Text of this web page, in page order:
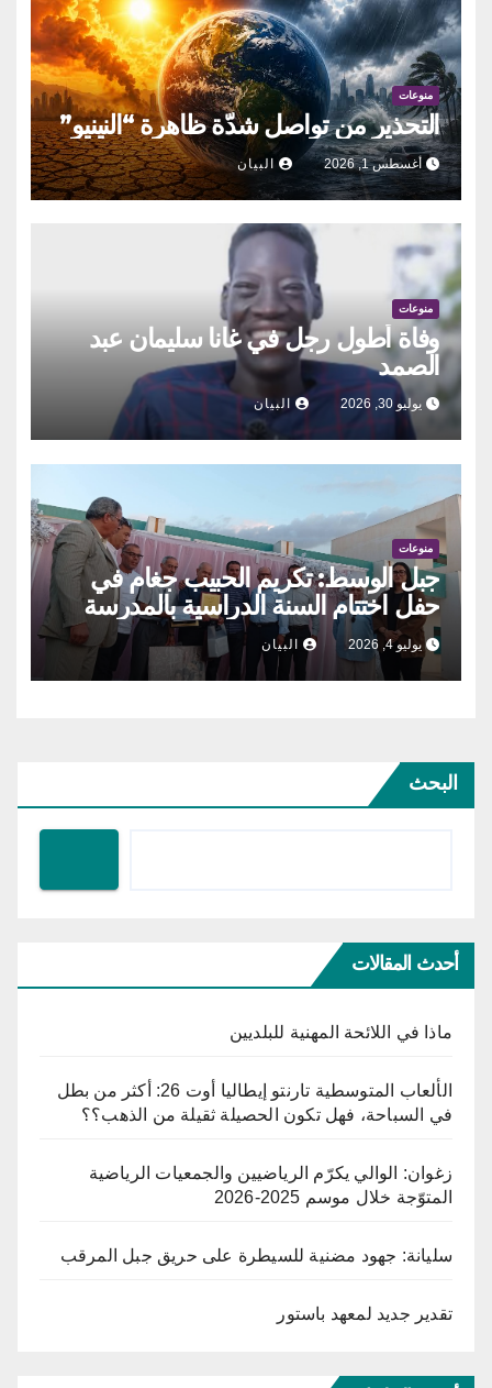
منوعات
التحذير من تواصل شدّة ظاهرة “النينيو”
أغسطس 1, 2026 البيان
منوعات
وفاة أطول رجل في غانا سليمان عبد
الصمد
يوليو 30, 2026 البيان
منوعات
جبل الوسط: تكريم الحبيب جغام في
حفل اختتام السنة الدراسية بالمدرسة
الإعدادية
يوليو 4, 2026 البيان
البحث
أحدث المقالات
ماذا في اللائحة المهنية للبلديين
الألعاب المتوسطية تارنتو إيطاليا أوت 26: أكثر من بطل
في السباحة، فهل تكون الحصيلة ثقيلة من الذهب؟؟
زغوان: الوالي يكرّم الرياضيين والجمعيات الرياضية
المتوّجة خلال موسم 2025-2026
سليانة: جهود مضنية للسيطرة على حريق جبل المرقب
تقدير جديد لمعهد باستور